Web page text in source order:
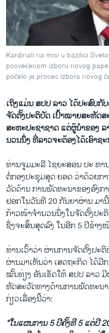
ທຸລະກິດ
ພາສາອັງກິດ
ວີດີໂອ
ສຽງ
ລາຍການກະຈາຍສຽງ
ລາຍງານ
ພາສາຕ່າງໆ
Kardinali na misi u bazilici
posvećenom izboru novog
počelo je proces izbora novog
ເຖິງແມ່ນ ສປປ ລາວ ໄດ້ປະສົບ
ຈັດຕັ້ງປະຕິບັດ ເປົ້າໝາຍສະຫັດ
ສະຫະປະຊາຊາດ ແຕ່ຜູ້ນຳຂອງ
ນວນນຶ່ງ ທີ່ລາວຈະຕ້ອງໄດ້ເອົາຊ
ທ່ານຈູມມະລີ ໄຊຍະສອນ ປະ ທາ
ຕໍ່ກອງປະຊຸມສຸດ ຍອດ ວ່າດ້ວຍກ
ວັດດ້ານ ການພັດທະນາຂອງອົງ
ຢອກໃນວັນທີ 20 ກັນຍາຜ່ານ ມາ
ກ້າວໜ້າຈຳນວນນຶ່ງໃນຈັດຕັ້ງປະ
ຊຶ່ງຈະສິ້ນສຸດລົງ ໃນອີກ 5 ປີຂ້າງ
ທ່ານເວົ້າວ່າ ຜ່ານການຈັດຕັ້ງປະ
ຜ່ານມາເຫັນວ່າ ເສດຖະກິດ ໄດ້ມີ
ໝັ້ນທ່ຽງ ອັນເຮັດໃຫ້ ສປປ ລາວ
ຫັດສະວັດທາງດ້ານການພັດທະນ
ກ່ຽວເລື່ອງນີ້ວ່າ:
“ໃນແຜນການ 5 ປີຄັ້ງທີ 5 ແຕ່ປີ